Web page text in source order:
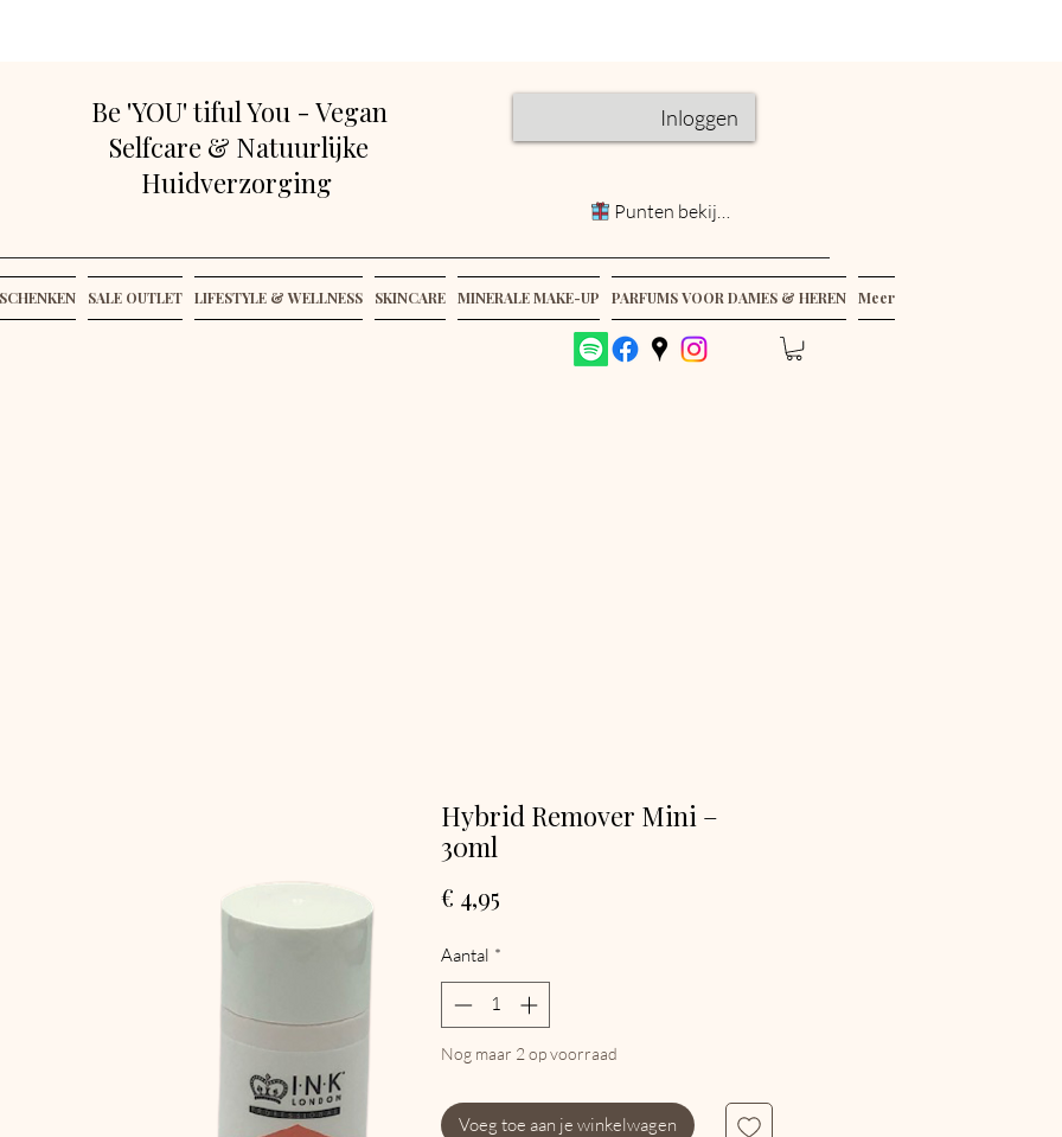
Be 'YOU' tiful You - Vegan
Selfcare & Natuurlijke
Huidverzorging
Inloggen
Punten bekijken
SALE OUTLET LIFESTYLE & WELLNESS SKINCARE MINERALE MAKE-UP PARFUMS VOOR DAMES & HEREN Meer
Hybrid Remover Mini –
30ml
€ 4,95
Aantal *
Nog maar 2 op voorraad
Voeg toe aan je winkelwagen